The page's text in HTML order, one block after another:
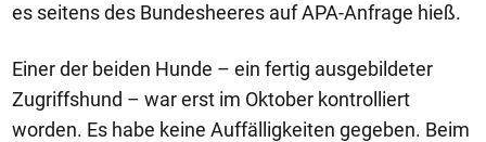
es seitens des Bundesheeres auf APA-Anfrage hieß.
Einer der beiden Hunde – ein fertig ausgebildeter
Zugriffshund – war erst im Oktober kontrolliert
worden. Es habe keine Auffälligkeiten gegeben. Beim